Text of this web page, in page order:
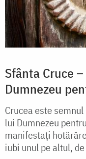
Sfânta Cruce
Dumnezeu
Crucea este
lui Dumnezeu
manifestați
iubi unul pe altul,